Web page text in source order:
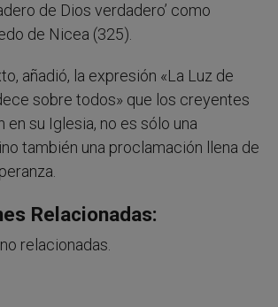
de Dios verdadero’ como
de Nicea (325).
añadió, la expresión «La Luz de
sobre todos» que los creyentes
en su Iglesia, no es sólo una
también una proclamación llena de
Relacionadas:
relacionadas.